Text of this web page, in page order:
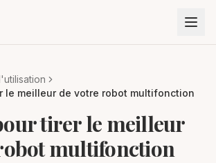
le meilleur de votre robot multifonction
tirer le meilleur
multifonction